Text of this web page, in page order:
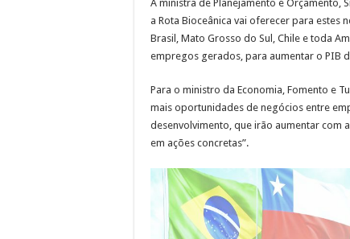
A ministra de Planejamento e Orçamento,
a Rota Bioceânica vai oferecer para estes
Brasil, Mato Grosso do Sul, Chile e toda
empregos gerados, para aumentar o PIB
Para o ministro da Economia, Fomento e
mais oportunidades de negócios entre
desenvolvimento, que irão aumentar com
em ações concretas”.